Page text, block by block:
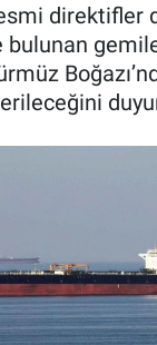
direktifler
bulunan